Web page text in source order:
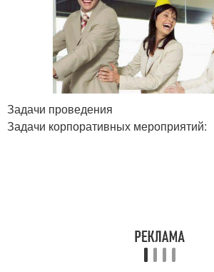
Задачи проведения
Задачи корпоративных мероприятий: